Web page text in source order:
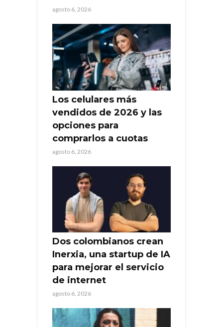
agosto 6, 2026
Los celulares más
vendidos de 2026 y las
opciones para
comprarlos a cuotas
agosto 6, 2026
Dos colombianos crean
Inerxia, una startup de IA
para mejorar el servicio
de internet
agosto 6, 2026